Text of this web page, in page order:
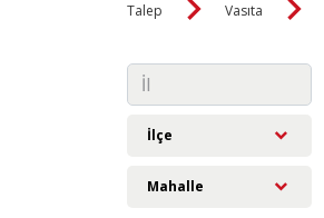
Talep Vasıta
İlçe
Mahalle